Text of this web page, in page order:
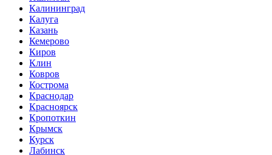
Калининград
Калуга
Казань
Кемерово
Киров
Клин
Ковров
Кострома
Краснодар
Красноярск
Кропоткин
Крымск
Курск
Лабинск